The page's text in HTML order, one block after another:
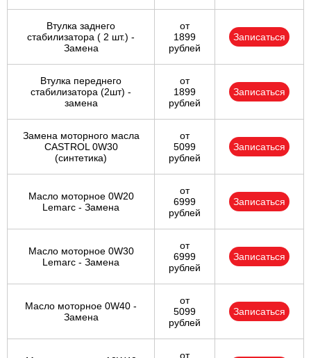
Втулка заднего
стабилизатора ( 2 шт.) -
Замена
от
1899
рублей
Записаться
Втулка переднего
стабилизатора (2шт) -
замена
от
1899
рублей
Записаться
Замена моторного масла
CASTROL 0W30
(синтетика)
от
5099
рублей
Записаться
Масло моторное 0W20
Lemarc - Замена
от
6999
рублей
Записаться
Масло моторное 0W30
Lemarc - Замена
от
6999
рублей
Записаться
Масло моторное 0W40 -
Замена
от
5099
рублей
Записаться
от